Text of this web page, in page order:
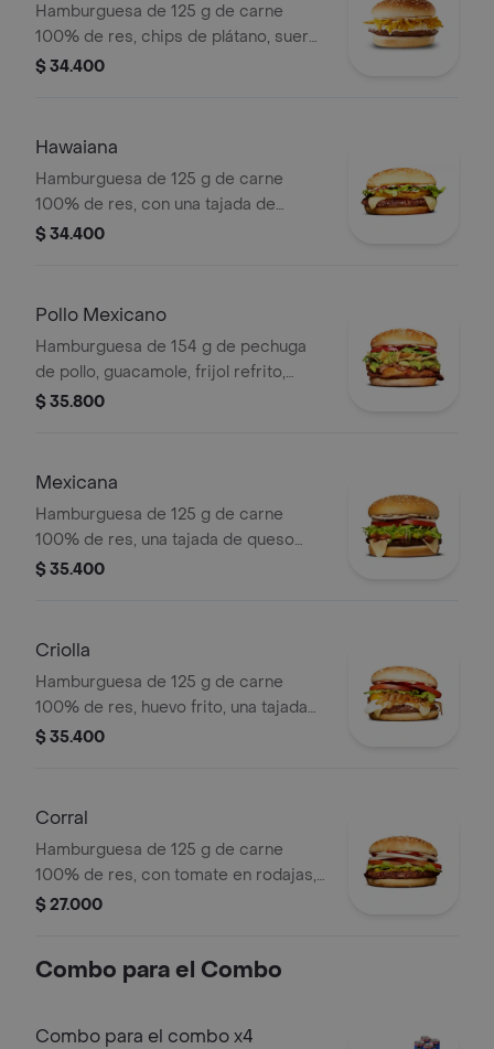
Hamburguesa de 125 g de carne
100% de res, chips de plátano, suero,
queso costeño rallado y salsa blanca
$ 34.400
Hawaiana
Hamburguesa de 125 g de carne
100% de res, con una tajada de
queso tipo mozzarella, piña, lechuga,
$ 34.400
Pollo Mexicano
Hamburguesa de 154 g de pechuga
de pollo, guacamole, frijol refrito,
tortillas de maíz, tomate, lechuga y
$ 35.800
Mexicana
Hamburguesa de 125 g de carne
100% de res, una tajada de queso
tipo mozzarella, guacamole, fríjol
$ 35.400
Criolla
Hamburguesa de 125 g de carne
100% de res, huevo frito, una tajada
de queso tipo mozzarella, cebolla
$ 35.400
Corral
Hamburguesa de 125 g de carne
100% de res, con tomate en rodajas,
cebolla en rodajas, lechuga, salsa
$ 27.000
Combo para el Combo
Combo para el combo x4